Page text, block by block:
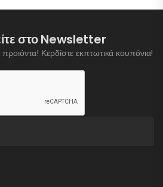
στο Newsletter
Κερδίστε εκπτωτικά κουπόνια!